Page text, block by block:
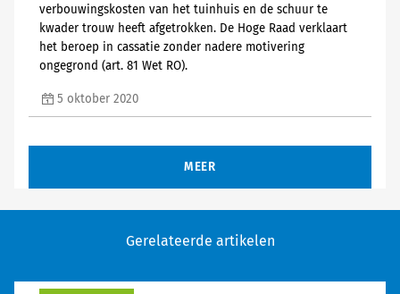
verbouwingskosten van het tuinhuis en de schuur te
kwader trouw heeft afgetrokken. De Hoge Raad verklaart
het beroep in cassatie zonder nadere motivering
ongegrond (art. 81 Wet RO).
5 oktober 2020
MEER
Gerelateerde artikelen